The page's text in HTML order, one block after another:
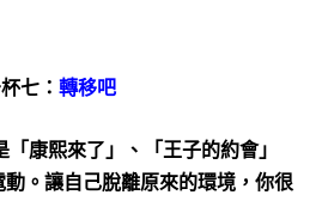
七： 轉移吧
康熙來了」、「王子的約會」
。讓自己脫離原來的環境，你很